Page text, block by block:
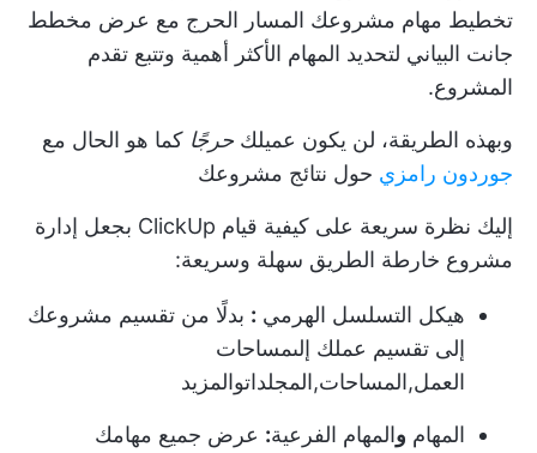
تخطيط مهام مشروعك المسار الحرج مع عرض مخطط
جانت البياني لتحديد المهام الأكثر أهمية وتتبع تقدم
المشروع.
وبهذه الطريقة، لن يكون عميلك حرجًا كما هو الحال مع
جوردون رامزي حول نتائج مشروعك
إليك نظرة سريعة على كيفية قيام ClickUp بجعل إدارة
مشروع خارطة الطريق سهلة وسريعة:
هيكل التسلسل الهرمي : بدلًا من تقسيم مشروعك
إلى تقسيم عملك إلىمساحات
العمل,المساحات,المجلداتوالمزيد
المهام والمهام الفرعية: عرض جميع مهامك